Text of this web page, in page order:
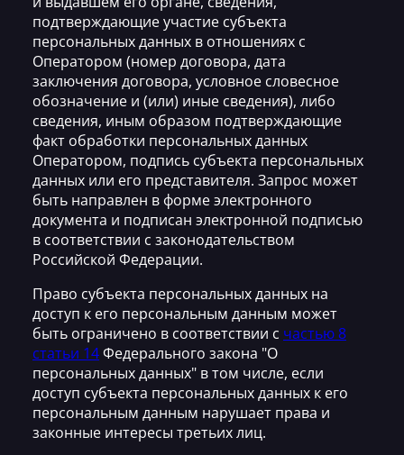
подтверждающие участие субъекта
персональных данных в отношениях с
Оператором (номер договора, дата
заключения договора, условное словесное
обозначение и (или) иные сведения), либо
сведения, иным образом подтверждающие
факт обработки персональных данных
Оператором, подпись субъекта персональных
данных или его представителя. Запрос может
быть направлен в форме электронного
документа и подписан электронной подписью
в соответствии с законодательством
Российской Федерации.
Право субъекта персональных данных на
доступ к его персональным данным может
быть ограничено в соответствии с частью 8
статьи 14Федерального закона "О
персональных данных" в том числе, если
доступ субъекта персональных данных к его
персональным данным нарушает права и
законные интересы третьих лиц.